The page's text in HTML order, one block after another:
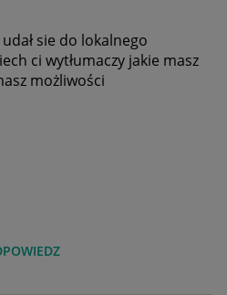
sie do lokalnego
ci wytłumaczy jakie masz
możliwości